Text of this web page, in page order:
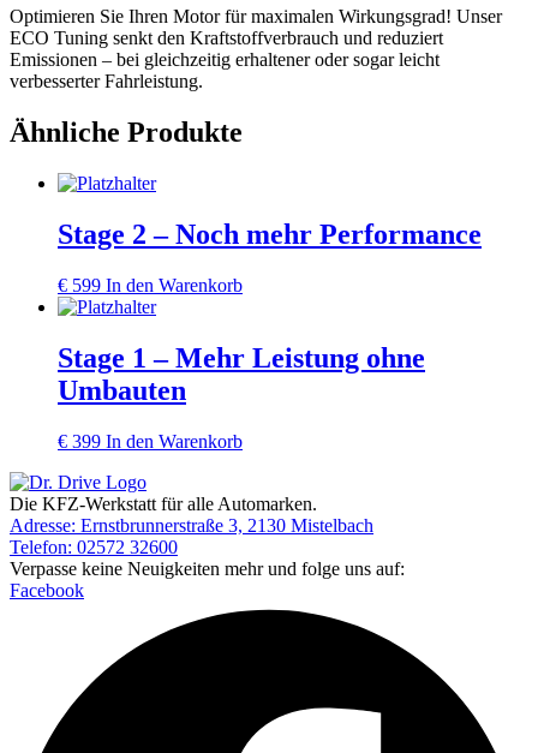
Optimieren Sie Ihren Motor für maximalen Wirkungsgrad! Unser
ECO Tuning senkt den Kraftstoffverbrauch und reduziert
Emissionen – bei gleichzeitig erhaltener oder sogar leicht
verbesserter Fahrleistung.
Ähnliche Produkte
Stage 2 – Noch mehr Performance
€ 599 In den Warenkorb
Stage 1 – Mehr Leistung ohne
Umbauten
€ 399 In den Warenkorb
Die KFZ-Werkstatt für alle Automarken.
Adresse: Ernstbrunnerstraße 3, 2130 Mistelbach
Telefon: 02572 32600
Verpasse keine Neuigkeiten mehr und folge uns auf:
Facebook